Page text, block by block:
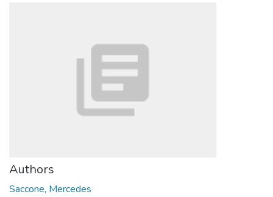
Authors
Saccone, Mercedes